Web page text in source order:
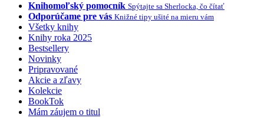
Knihomoľský pomocník Spýtajte sa Sherlocka, čo čítať
Odporúčame pre vás Knižné tipy ušité na mieru vám
Všetky knihy
Knihy roka 2025
Bestsellery
Novinky
Pripravované
Akcie a zľavy
Kolekcie
BookTok
Mám záujem o titul